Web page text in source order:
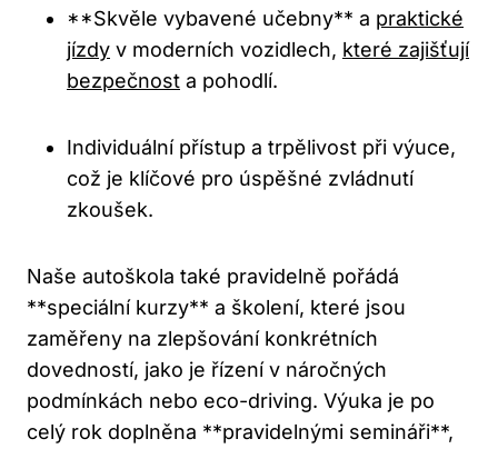
**Skvěle vybavené učebny** a praktické
jízdy v moderních vozidlech, které zajišťují
bezpečnost a pohodlí.
Individuální přístup a trpělivost při výuce,
což je klíčové pro úspěšné zvládnutí
zkoušek.
Naše autoškola také pravidelně pořádá
**speciální kurzy** a školení, které jsou
zaměřeny na zlepšování konkrétních
dovedností, jako je řízení v náročných
podmínkách nebo eco-driving. Výuka je po
celý rok doplněna **pravidelnými semináři**,